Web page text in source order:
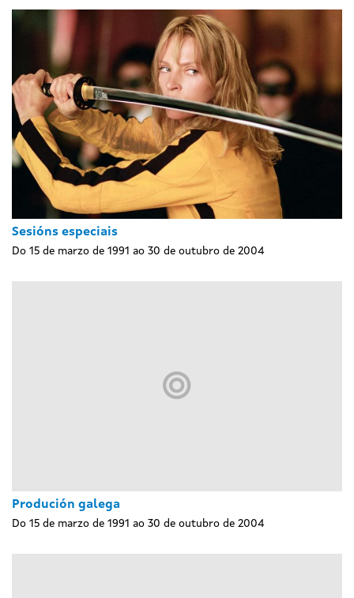
Sesións especiais
Do 15 de marzo de 1991 ao 30 de outubro de 2004
Produción galega
Do 15 de marzo de 1991 ao 30 de outubro de 2004